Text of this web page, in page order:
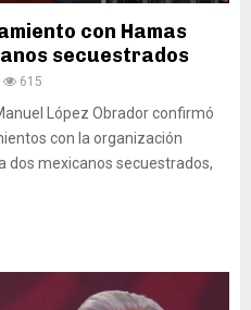
con Hamas
secuestrados
615
López Obrador confirmó
con la organización
dos mexicanos secuestrados,